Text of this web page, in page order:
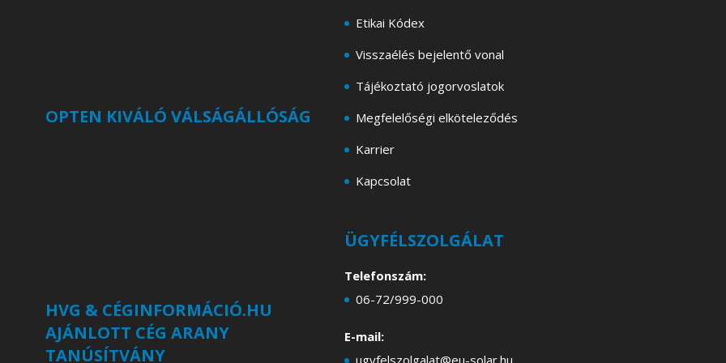
OPTEN KIVÁLÓ VÁLSÁGÁLLÓSÁG
HVG & CÉGINFORMÁCIÓ.HU
AJÁNLOTT CÉG ARANY
TANÚSÍTVÁNY
Etikai Kódex
Visszaélés bejelentő vonal
Tájékoztató jogorvoslatok
Megfelelőségi elköteleződés
Karrier
Kapcsolat
ÜGYFÉLSZOLGÁLAT
Telefonszám:
06-72/999-000
E-mail: